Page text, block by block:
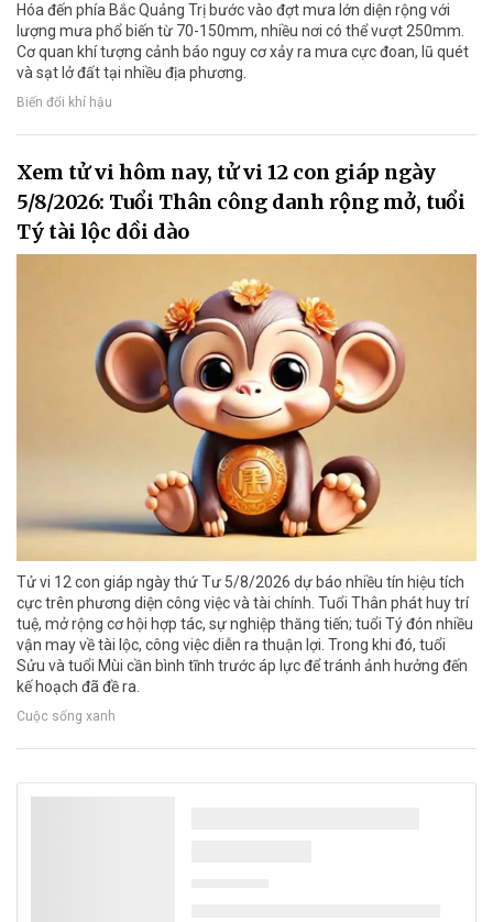
Hóa đến phía Bắc Quảng Trị bước vào đợt mưa lớn diện rộng với
lượng mưa phổ biến từ 70-150mm, nhiều nơi có thể vượt 250mm.
Cơ quan khí tượng cảnh báo nguy cơ xảy ra mưa cực đoan, lũ quét
và sạt lở đất tại nhiều địa phương.
Biến đổi khí hậu
Xem tử vi hôm nay, tử vi 12 con giáp ngày
5/8/2026: Tuổi Thân công danh rộng mở, tuổi
Tý tài lộc dồi dào
Tử vi 12 con giáp ngày thứ Tư 5/8/2026 dự báo nhiều tín hiệu tích
cực trên phương diện công việc và tài chính. Tuổi Thân phát huy trí
tuệ, mở rộng cơ hội hợp tác, sự nghiệp thăng tiến; tuổi Tý đón nhiều
vận may về tài lộc, công việc diễn ra thuận lợi. Trong khi đó, tuổi
Sửu và tuổi Mùi cần bình tĩnh trước áp lực để tránh ảnh hưởng đến
kế hoạch đã đề ra.
Cuộc sống xanh
El Nino làm gia tăng nguy cơ xâm nhập mặn